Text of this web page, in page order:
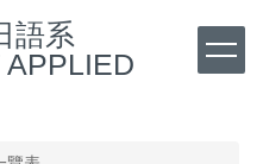
語系
APPLIED